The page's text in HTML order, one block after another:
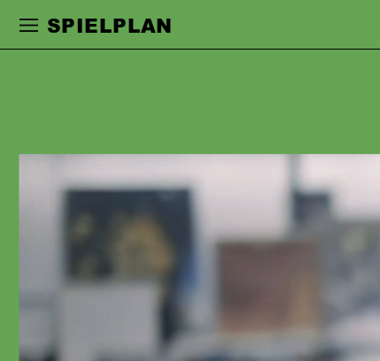
Zur Hauptnavigation springen
SPIELPLAN
sie an Häuser in Frankfurt, Berlin, Köln
Regisseur:innen wie Sebastian
Baumgarten, Herbert Fritsch, Nicolas
Stemann, Nele Stuhler und Jan
Christian Weise, Kay Voges, Miloš
Timofej Kuljabin, Christian Friedel, Jan
Bosse, Johanna Wehner und Luise